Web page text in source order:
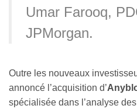
Umar Farooq,
JPMorgan.
Outre les nouveaux
annoncé l’acquisition d’
spécialisée dans l’analyse